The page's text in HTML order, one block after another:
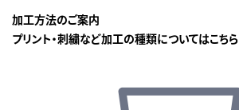
加工方法のご案内
プリント・刺繍など加工の種類についてはこちら